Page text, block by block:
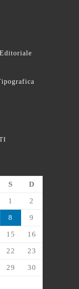
S D
1 2
8 9
15 16
22 23
29 30